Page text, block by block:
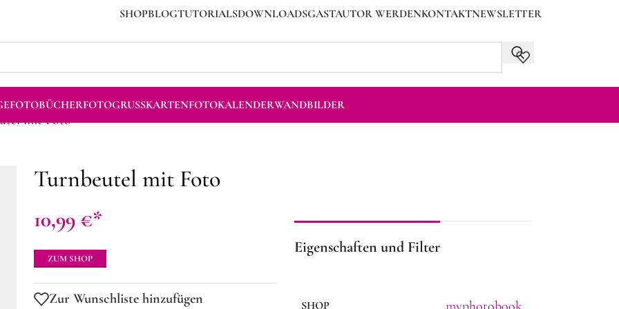
SHOPBLOGTUTORIALSDOWNLOADSGASTAUTOR WERDENKONTAKTNEWSLETTER
FOTOBÜCHERFOTOGRUSSKARTEN FOTOKALENDERWANDBILDER
mit Foto
Turnbeutel mit Foto
10,99 €
ZUM SHOP
Zur Wunschliste hinzufügen
Eigenschaften und Filter
SHOP